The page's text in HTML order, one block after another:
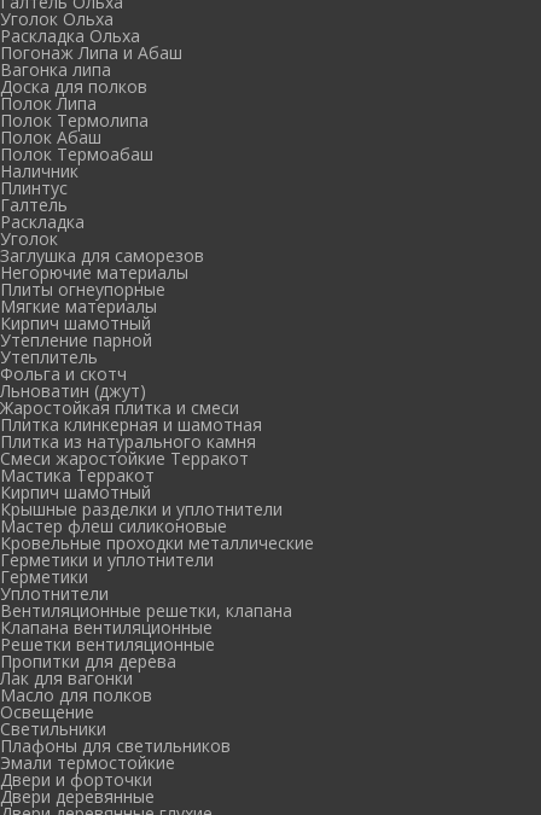
Уголок Ольха
Раскладка Ольха
Погонаж Липа и Абаш
Вагонка липа
Доска для полков
Полок Липа
Полок Термолипа
Полок Абаш
Полок Термоабаш
Наличник
Плинтус
Галтель
Раскладка
Уголок
Заглушка для саморезов
Негорючие материалы
Плиты огнеупорные
Мягкие материалы
Кирпич шамотный
Утепление парной
Утеплитель
Фольга и скотч
Льноватин (джут)
Жаростойкая плитка и смеси
Плитка клинкерная и шамотная
Плитка из натурального камня
Смеси жаростойкие Терракот
Мастика Терракот
Кирпич шамотный
Крышные разделки и уплотнители
Мастер флеш силиконовые
Кровельные проходки металлические
Герметики и уплотнители
Герметики
Уплотнители
Вентиляционные решетки, клапана
Клапана вентиляционные
Решетки вентиляционные
Пропитки для дерева
Лак для вагонки
Масло для полков
Освещение
Светильники
Плафоны для светильников
Эмали термостойкие
Двери и форточки
Двери деревянные